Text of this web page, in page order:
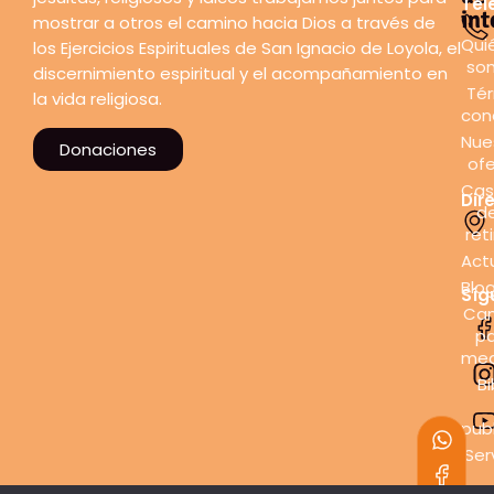
mostrar a otros el camino hacia Dios a través de
los Ejercicios Espirituales de San Ignacio de Loyola, el
discernimiento espiritual y el acompañamiento en
la vida religiosa.
Donaciones